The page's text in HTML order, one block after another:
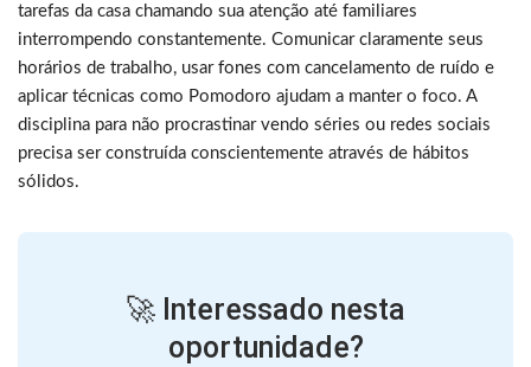
tarefas da casa chamando sua atenção até familiares
interrompendo constantemente. Comunicar claramente seus
horários de trabalho, usar fones com cancelamento de ruído e
aplicar técnicas como Pomodoro ajudam a manter o foco. A
disciplina para não procrastinar vendo séries ou redes sociais
precisa ser construída conscientemente através de hábitos
sólidos.
🚀 Interessado nesta
oportunidade?